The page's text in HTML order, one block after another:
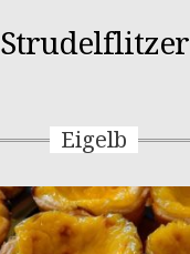
Strudelflitzer
Eigelb